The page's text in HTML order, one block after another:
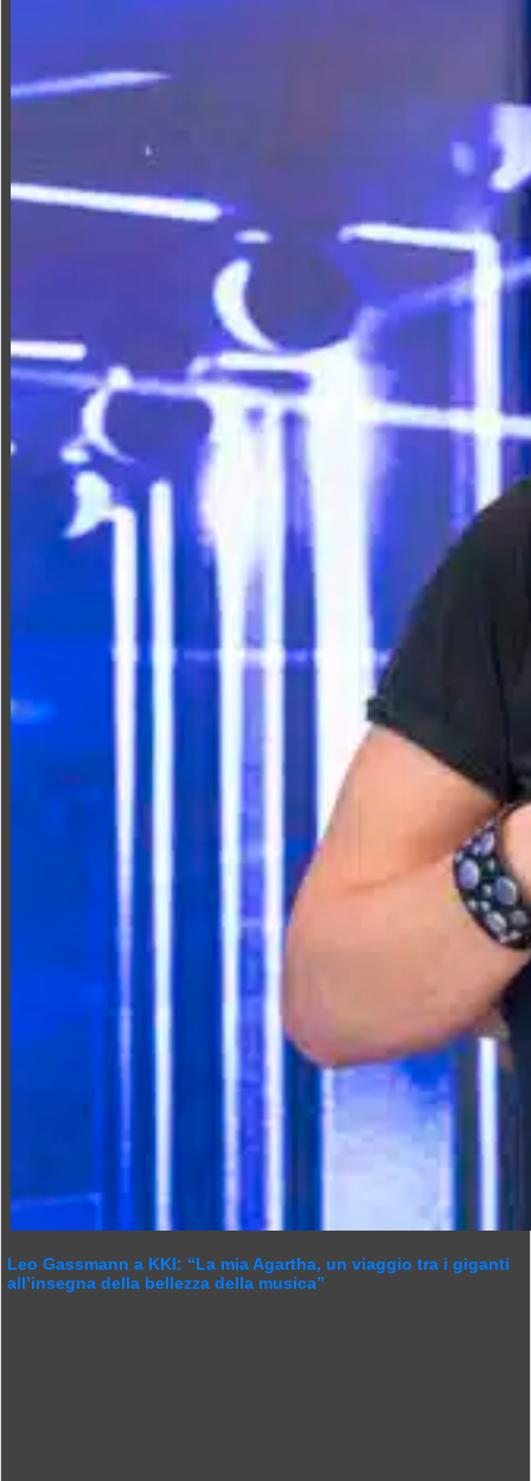
Leo Gassmann a KKI: “La mia Agartha, un viaggio tra i giganti
all’insegna della bellezza della musica”